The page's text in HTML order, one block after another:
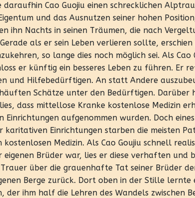
Cao Guojiu einen schrecklichen
und das Ausnutzen seiner hohen
ihn Nachts in seinen Träumen, die nach
als er sein Leben verlieren sollte,
so lange dies noch möglich sei. Als Cao
er künftig ein besseres Leben zu führen. Er
und Hilfebedürftigen. An statt Andere
Schätze unter den Bedürftigen. Darüber
dass mittellose Kranke kostenlose Medizin
aufgenommen wurden. Doch eines
karitativen Einrichtungen starben die meisten
Medizin. Als Cao Goujiu schnell
eigenen Brüder war, lies er diese verhaften und
über die grauenhafte Tat seiner Brüder
Berge zurück. Dort oben in der Stille lernte
der ihm half die Lehren des Wandels zwischen